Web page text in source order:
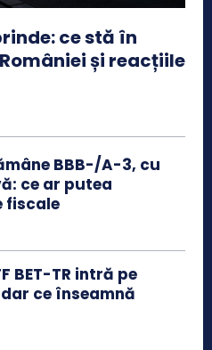
ce stă în
și reacțiile
BBB-/A-3, cu
ce ar putea
fiscale
BET-TR intră pe
ce înseamnă